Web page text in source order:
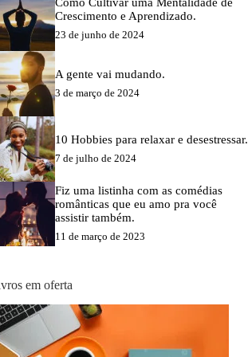
Crescimento e Aprendizado.
23 de junho de 2024
A gente vai mudando.
3 de março de 2024
10 Hobbies para relaxar e desestressar.
7 de julho de 2024
Fiz uma listinha com as comédias
românticas que eu amo pra você
assistir também.
11 de março de 2023
em oferta